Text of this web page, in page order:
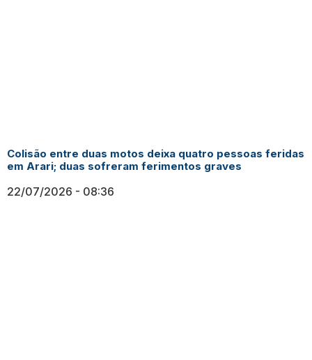
Colisão entre duas motos deixa quatro pessoas feridas
em Arari; duas sofreram ferimentos graves
22/07/2026 08:36